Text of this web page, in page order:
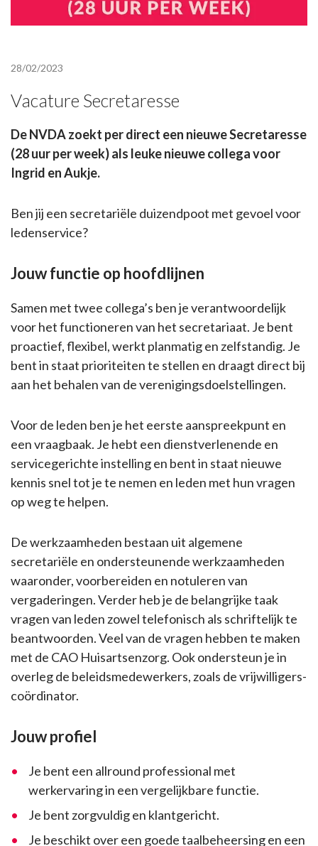
28/02/2023
Vacature Secretaresse
De NVDA zoekt per direct een nieuwe Secretaresse
(28 uur per week) als leuke nieuwe collega voor
Ingrid en Aukje.
Ben jij een secretariële duizendpoot met gevoel voor
ledenservice?
Jouw functie op hoofdlijnen
Samen met twee collega’s ben je verantwoordelijk
voor het functioneren van het secretariaat. Je bent
proactief, flexibel, werkt planmatig en zelfstandig. Je
bent in staat prioriteiten te stellen en draagt direct bij
aan het behalen van de verenigingsdoelstellingen.
Voor de leden ben je het eerste aanspreekpunt en
een vraagbaak. Je hebt een dienstverlenende en
servicegerichte instelling en bent in staat nieuwe
kennis snel tot je te nemen en leden met hun vragen
op weg te helpen.
De werkzaamheden bestaan uit algemene
secretariële en ondersteunende werkzaamheden
waaronder, voorbereiden en notuleren van
vergaderingen. Verder heb je de belangrijke taak
vragen van leden zowel telefonisch als schriftelijk te
beantwoorden. Veel van de vragen hebben te maken
met de CAO Huisartsenzorg. Ook ondersteun je in
overleg de beleidsmedewerkers, zoals de vrijwilligers-
coördinator.
Jouw profiel
Je bent een allround professional met
werkervaring in een vergelijkbare functie.
Je bent zorgvuldig en klantgericht.
Je beschikt over een goede taalbeheersing en een